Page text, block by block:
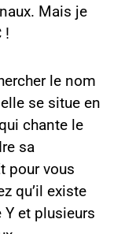
Mais je
!
le nom
se situe en
chante le
sa
pour vous
qu’il existe
Y et plusieurs